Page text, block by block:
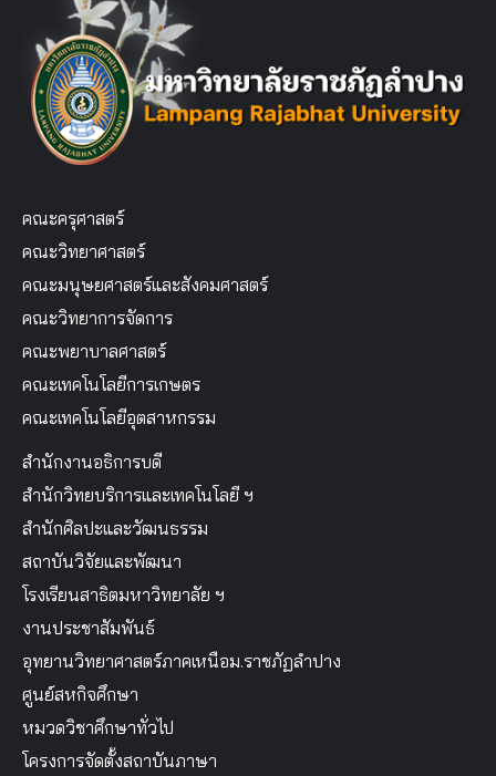
คณะครุศาสตร์
คณะวิทยาศาสตร์
คณะมนุษยศาสตร์และสังคมศาสตร์
คณะวิทยาการจัดการ
คณะพยาบาลศาสตร์
คณะเทคโนโลยีการเกษตร
คณะเทคโนโลยีอุตสาหกรรม
สำนักงานอธิการบดี
สำนักวิทยบริการและเทคโนโลยี ฯ
สำนักศิลปะและวัฒนธรรม
สถาบันวิจัยและพัฒนา
โรงเรียนสาธิตมหาวิทยาลัย ฯ
งานประชาสัมพันธ์
อุทยานวิทยาศาสตร์ภาคเหนือม.ราชภัฏลำปาง
ศูนย์สหกิจศึกษา
หมวดวิชาศึกษาทั่วไป
โครงการจัดตั้งสถาบันภาษา